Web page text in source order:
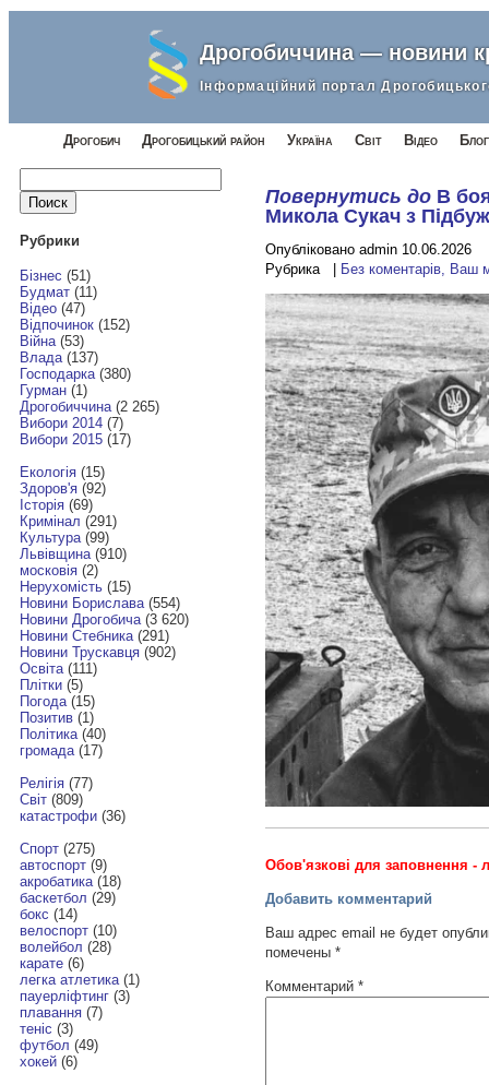
Дрогобиччина — новини
Інформаційний портал
Дрогобич Дрогобицький район Україна Світ Відео
Найти:
Рубрики
Бізнес (51)
Будмат(11)
Відео(47)
Відпочинок(152)
Війна(53)
Влада(137)
Господарка(380)
Гурман(1)
Дрогобиччина(2 265)
Вибори 2014(7)
Вибори 2015(17)
Екологія(15)
Здоров'я(92)
Історія(69)
Кримінал (291)
Культура(99)
Львівщина(910)
московія(2)
Нерухомість(15)
Новини Борислава(554)
Новини Дрогобича(3 620)
Новини Стебника(291)
Новини Трускавця(902)
Освіта(111)
Плітки(5)
Погода(15)
Позитив(1)
Політика(40)
громада(17)
Релігія(77)
Світ(809)
катастрофи(36)
Спорт(275)
автоспорт(9)
акробатика(18)
баскетбол (29)
бокс (14)
велоспорт(10)
волейбол (28)
карате(6)
легка атлетика(1)
пауерліфтинг(3)
плавання(7)
теніс (3)
футбол (49)
хокей(6)
Повернутись до В
Микола Сукач з
Опубліковано admin 10.06.2026
Рубрика | Без коментарів, Ваш
Обов'язкові для заповнення -
Добавить комментарий
Ваш адрес email не будет
помечены *
Комментарий *